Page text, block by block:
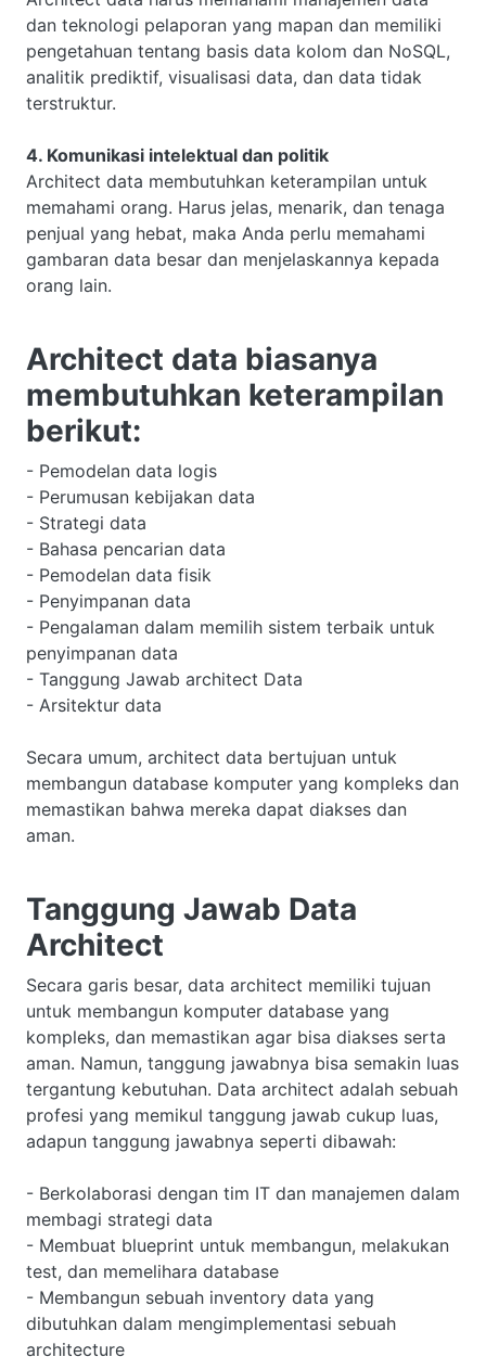
dan teknologi pelaporan yang mapan dan memiliki
pengetahuan tentang basis data kolom dan NoSQL,
analitik prediktif, visualisasi data, dan data tidak
terstruktur.
4. Komunikasi intelektual dan politik
Architect data membutuhkan keterampilan untuk
memahami orang. Harus jelas, menarik, dan tenaga
penjual yang hebat, maka Anda perlu memahami
gambaran data besar dan menjelaskannya kepada
orang lain.
Architect data biasanya
membutuhkan keterampilan
berikut:
- Pemodelan data logis
- Perumusan kebijakan data
- Strategi data
- Bahasa pencarian data
- Pemodelan data fisik
- Penyimpanan data
- Pengalaman dalam memilih sistem terbaik untuk
penyimpanan data
- Tanggung Jawab architect Data
- Arsitektur data
Secara umum, architect data bertujuan untuk
membangun database komputer yang kompleks dan
memastikan bahwa mereka dapat diakses dan
aman.
Tanggung Jawab Data
Architect
Secara garis besar, data architect memiliki tujuan
untuk membangun komputer database yang
kompleks, dan memastikan agar bisa diakses serta
aman. Namun, tanggung jawabnya bisa semakin luas
tergantung kebutuhan. Data architect adalah sebuah
profesi yang memikul tanggung jawab cukup luas,
adapun tanggung jawabnya seperti dibawah:
- Berkolaborasi dengan tim IT dan manajemen dalam
membagi strategi data
- Membuat blueprint untuk membangun, melakukan
test, dan memelihara database
- Membangun sebuah inventory data yang
dibutuhkan dalam mengimplementasi sebuah
architecture